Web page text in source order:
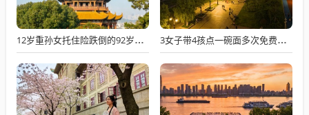
12岁重孙女托住险跌倒的92岁太爷爷 3女子带4孩点一碗面多次免费续面